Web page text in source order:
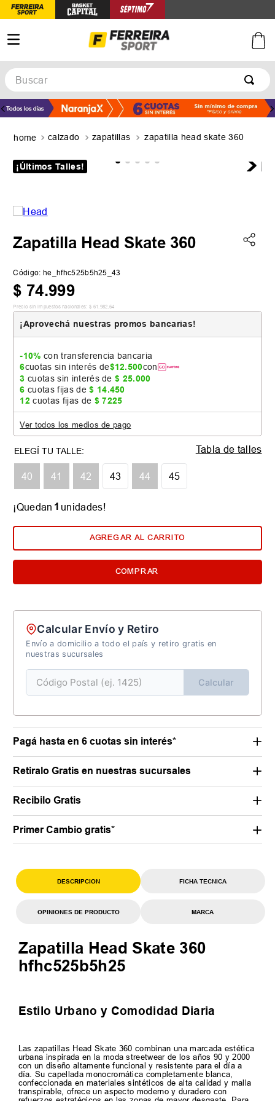
Buscar
calzado zapatillas zapatilla head skate 360
¡Últimos Talles!
Zapatilla Head Skate 360
Código: he_hfhc525b5h25_43
$ 74.999
Precio sin impuestos nacionales: $ 61 982 64
¡Aprovechá nuestras promos bancarias!
-10% con transferencia bancaria
6cuotas sin interés de$12.500con
3 cuotas sin interés de$ 25.000
6 cuotas fijas de$ 14.450
12 cuotas fijas de $ 7225
Ver todos los medios de pago
40 41 42 43 44 45
Tabla de talles
¡Quedan 1 unidades!
AGREGAR AL CARRITO
COMPRAR
Calcular Envío y Retiro
Envío a domicilio a todo el país y retiro gratis en
nuestras sucursales
Calcular
Pagá hasta en 6 cuotas sin interés*
Retiralo Gratis en nuestras sucursales
Recibilo Gratis
Primer Cambio gratis*
DESCRIPCION FICHA TECNICA
OPINIONES DE PRODUCTO MARCA
Zapatilla Head Skate 360
hfhc525b5h25
Estilo Urbano y Comodidad Diaria
Las zapatillas Head Skate 360 combinan una marcada estética
urbana inspirada en la moda streetwear de los años 90 y 2000
con un diseño altamente funcional y resistente para el día a
día. Su capellada monocromática completamente blanca,
confeccionada en materiales sintéticos de alta calidad y malla
transpirable, ofrece un aspecto moderno y duradero con
TÉRMINOS MÁS BUSCADOS
3.
basquet
5. zapatillas adidas